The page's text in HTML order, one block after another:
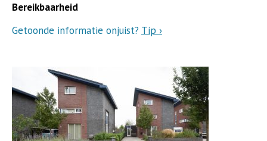
Bereikbaarheid
Getoonde informatie onjuist? Tip ›